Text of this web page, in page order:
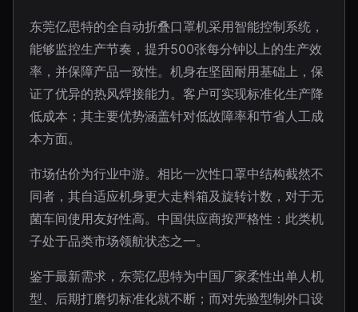
东莞亿思特的全自动折叠口罩机采用智能控制系统，
能够监控生产节奏，提升500张每分钟以上的生产效
率，并保障产品一致性。机身在坚固耐用基础上，保
证了优异的热风焊接能力。客户可实现标准化生产降
低成本；其主要优势涵盖针对低故障率和节省人工成
本方面。
市场估价为行业中游。相比一次性口罩中结构截然不
同者，其自适应机身更大走料箱及旋转计数，对于无
菌车间使用友好性高。中国供应商按严格性：此类机
子处于品类市场领航状态之一。
鉴于最新需求，东莞亿思特为中国厂家柔性出单人机
型、后期打磨切标准化就不断；而对先验型制外口设